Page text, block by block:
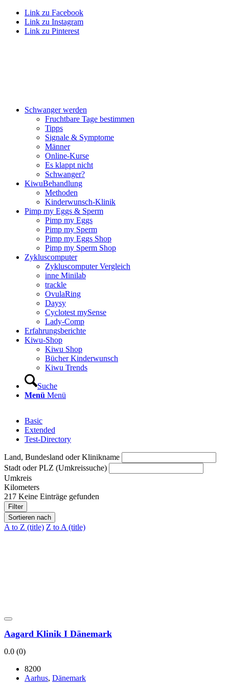
Link zu Facebook
Link zu Instagram
Link zu Pinterest
Schwan­ger wer­den
Frucht­ba­re Tage bestim­men
Tipps
Signa­le & Sym­pto­me
Män­ner
Online-Kur­se
Es klappt nicht
Schwan­ger?
Kiwu­Be­hand­lung
Metho­den
Kin­der­wunsch-Kli­nik
Pimp my Eggs & Sperm
Pimp my Eggs
Pimp my Sperm
Pimp my Eggs Shop
Pimp my Sperm Shop
Zyklus­com­pu­ter
Zyklus­com­pu­ter Ver­gleich
inne Mini­lab
track­le
Ovu­la­Ring
Day­sy
Cyclo­test mySen­se
Lady-Comp
Erfah­rungs­be­rich­te
Kiwu-Shop
Kiwu Shop
Bücher Kin­der­wunsch
Kiwu Trends
Suche
Menü Menü
Basic
Exten­ded
Test-Direc­to­ry
Land, Bun­des­land oder Kli­nik­na­me
Stadt oder PLZ (Umkreis­su­che)
Umkreis
Kilo­me­ters
217 Kei­ne Ein­trä­ge gefun­den
Filter
Sortieren nach
A to Z (title) Z to A (title)
Aagard Kli­nik I Däne­mark
0.0 (0)
8200
Aar­hus, Däne­mark